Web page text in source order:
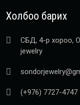
Холбоо барих
СБД, 4-р хороо,
jewelry
(+976) 7727-4747